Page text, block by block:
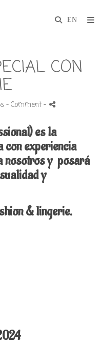
CON
- Comment-
es la
con experiencia
nosotros y posará
y
& lingerie.